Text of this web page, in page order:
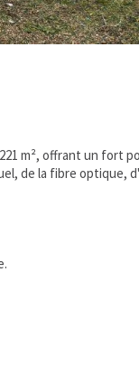
m², offrant un fort
de la fibre optique,